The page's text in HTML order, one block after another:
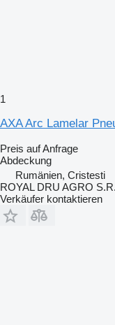
1
AXA Arc Lamelar
Preis auf Anfrage
Abdeckung
Rumänien, Cristesti
ROYAL DRU AGRO
Verkäufer kontaktieren